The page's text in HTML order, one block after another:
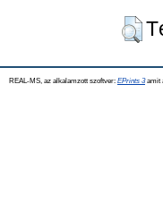
REAL-MS, az alkalamzott szoftver: EPrints 3amit